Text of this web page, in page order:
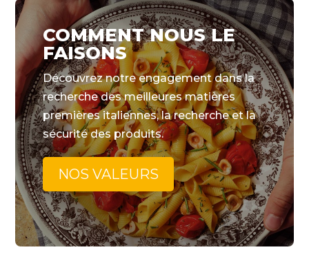
COMMENT NOUS LE
FAISONS
Découvrez notre engagement dans la
recherche des meilleures matières
premières italiennes, la recherche et la
sécurité des produits.
NOS VALEURS